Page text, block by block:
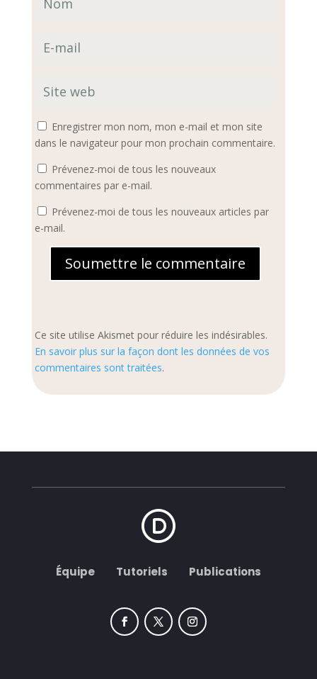
Enregistrer mon nom, mon e-mail et mon site
dans le navigateur pour mon prochain commentaire.
Prévenez-moi de tous les nouveaux
commentaires par e-mail.
Prévenez-moi de tous les nouveaux articles par
e-mail.
Soumettre le commentaire
Ce site utilise Akismet pour réduire les indésirables.
En savoir plus sur la façon dont les données de vos
commentaires sont traitées.
Équipe Tutoriels Publications